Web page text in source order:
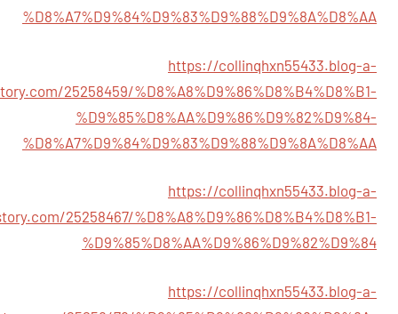
%D8%A7%D9%84%D9%83%D9%88%D9%8A%D8%AA
https://collinqhxn55433.blog-a-
25258459/%D8%A8%D9%86%D8%B4%D8%B1-
%D9%85%D8%AA%D9%86%D9%82%D9%84-
%D8%A7%D9%84%D9%83%D9%88%D9%8A%D8%AA
https://collinqhxn55433.blog-a-
25258467/%D8%A8%D9%86%D8%B4%D8%B1-
%D9%85%D8%AA%D9%86%D9%82%D9%84
https://collinqhxn55433.blog-a-